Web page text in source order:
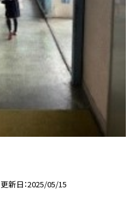
更新日 2025/05/15